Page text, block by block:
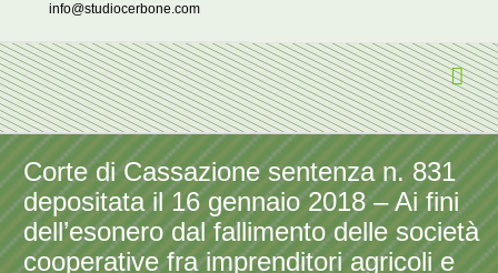
info@studiocerbone.com
Corte di Cassazione sentenza n. 831
depositata il 16 gennaio 2018 – Ai fini
dell’esonero dal fallimento delle società
cooperative fra imprenditori agricoli e